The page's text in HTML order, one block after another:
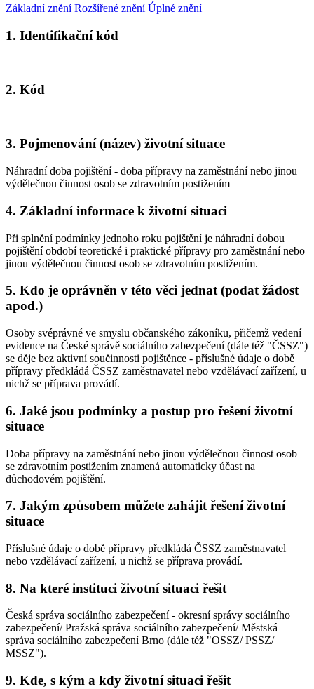
Základní znění Rozšířené znění Úplné znění
1. Identifikační kód
2. Kód
3. Pojmenování (název) životní situace
Náhradní doba pojištění - doba přípravy na zaměstnání nebo jinou
výdělečnou činnost osob se zdravotním postižením
4. Základní informace k životní situaci
Při splnění podmínky jednoho roku pojištění je náhradní dobou
pojištění období teoretické i praktické přípravy pro zaměstnání nebo
jinou výdělečnou činnost osob se zdravotním postižením.
5. Kdo je oprávněn v této věci jednat (podat žádost
apod.)
Osoby svéprávné ve smyslu občanského zákoníku, přičemž vedení
evidence na České správě sociálního zabezpečení (dále též "ČSSZ")
se děje bez aktivní součinnosti pojištěnce - příslušné údaje o době
přípravy předkládá ČSSZ zaměstnavatel nebo vzdělávací zařízení, u
nichž se příprava provádí.
6. Jaké jsou podmínky a postup pro řešení životní
situace
Doba přípravy na zaměstnání nebo jinou výdělečnou činnost osob
se zdravotním postižením znamená automaticky účast na
důchodovém pojištění.
7. Jakým způsobem můžete zahájit řešení životní
situace
Příslušné údaje o době přípravy předkládá ČSSZ zaměstnavatel
nebo vzdělávací zařízení, u nichž se příprava provádí.
8. Na které instituci životní situaci řešit
Česká správa sociálního zabezpečení - okresní správy sociálního
zabezpečení/ Pražská správa sociálního zabezpečení/ Městská
správa sociálního zabezpečení Brno (dále též "OSSZ/ PSSZ/
MSSZ").
9. Kde, s kým a kdy životní situaci řešit